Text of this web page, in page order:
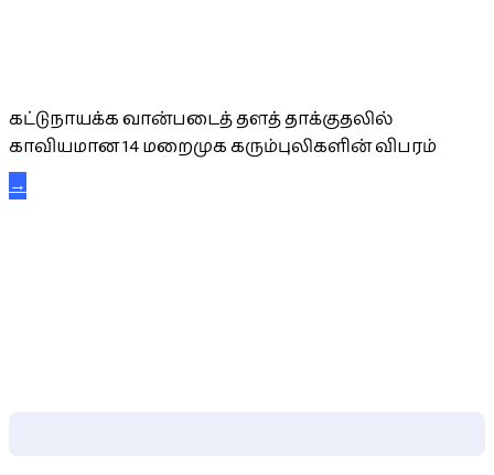
கட்டுநாயக்க வான்படைத் தளத் தாக்குதலில்
காவியமான 14 மறைமுக கரும்புலிகளின் விபரம்
→